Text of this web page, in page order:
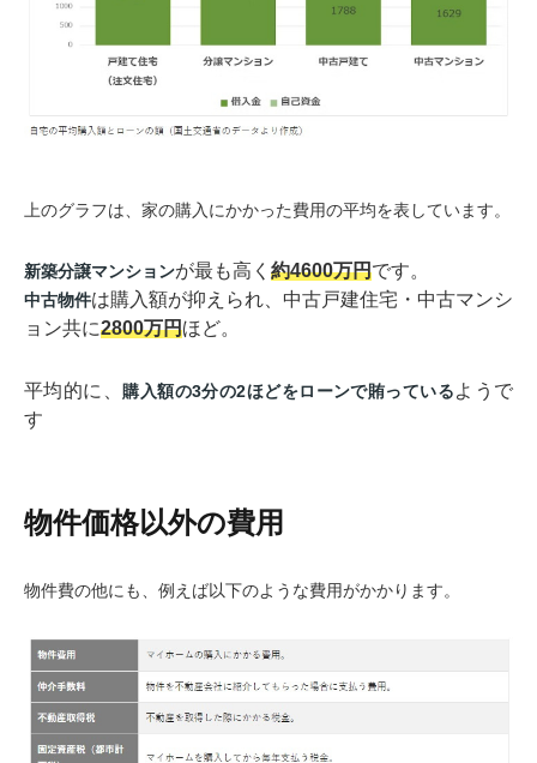
上のグラフは、家の購入にかかった費用の平均を表しています。
新築分譲マンションが最も高く 約4600万円です。
中古物件は購入額が抑えられ、中古戸建住宅・中古マンシ
ョン共に2800万円ほど。
平均的に、購入額の3分の2ほどをローンで賄っているようで
す
物件価格以外の費用
物件費の他にも、例えば以下のような費用がかかります。